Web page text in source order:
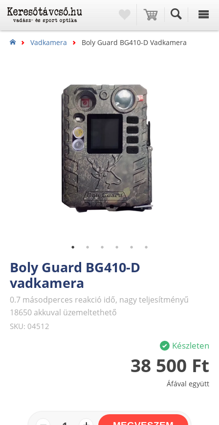
Vadkamera Boly Guard BG410-D Vadkamera
Boly Guard BG410-D
vadkamera
0.7 másodperces reakció idő, nagy teljesítményű
18650 akkuval üzemeltethető
SKU: 04512
Készleten
38 500 Ft
Áfával együtt